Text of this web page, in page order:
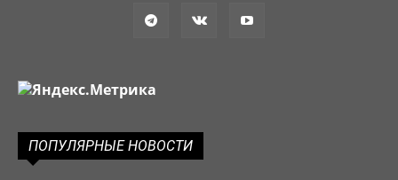
ПОПУЛЯРНЫЕ НОВОСТИ